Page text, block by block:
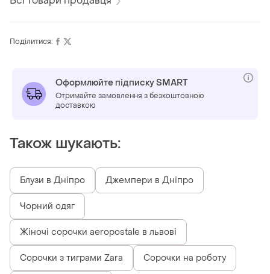
Поділитися:
Оформлюйте підписку SMART
Отримайте замовлення з безкоштовною
доставкою
Також шукають:
Блузи в Дніпро Джемпери в Дніпро
Чорний одяг
Жіночі сорочки aeropostale в львові
Сорочки з тиграми Zara Сорочки на роботу